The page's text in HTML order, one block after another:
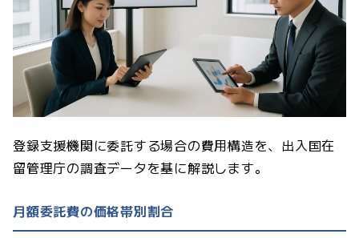
登録支援機関に委託する場合の費用構造を、出入国在
留管理庁の調査データを基に解説します。
月額委託費の価格帯別割合